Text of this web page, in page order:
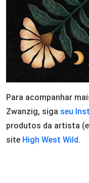
Para acompanhar
Zwanzig, siga seu
produtos da artista
site High West Wild.